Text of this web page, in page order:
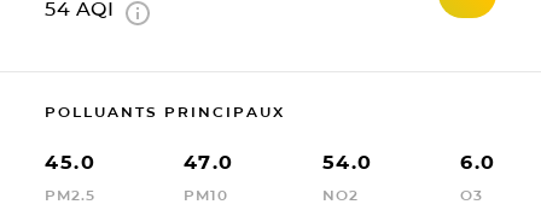
54 AQI
POLLUANTS PRINCIPAUX
45.0
PM2.5
47.0
PM10
54.0
NO2
6.0
O3